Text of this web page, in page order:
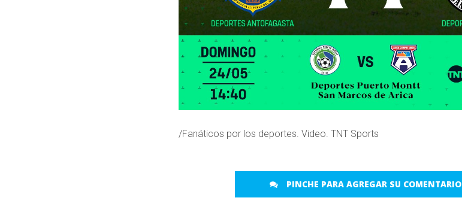
/Fanáticos por los deportes. Video. TNT Sports
PINCHE PARA AGREGAR SU COMENTARIO